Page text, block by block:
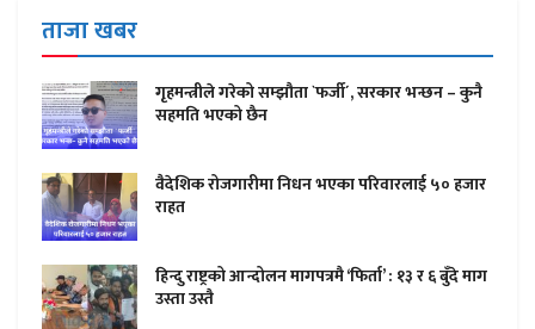
ताजा खबर
गृहमन्त्रीले गरेको सम्झौता `फर्जी´, सरकार भन्छन – कुनै
सहमति भएको छैन
वैदेशिक रोजगारीमा निधन भएका परिवारलाई ५० हजार
राहत
हिन्दु राष्ट्रको आन्दोलन मागपत्रमै ‘फिर्ता’ : १३ र ६ बुँदे माग
उस्ता उस्तै